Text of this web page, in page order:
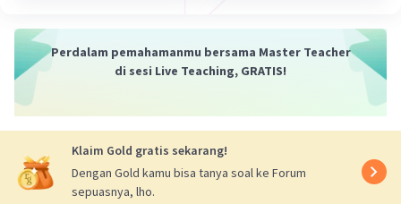
Perdalam pemahamanmu bersama Master Teacher
di sesi Live Teaching, GRATIS!
Klaim Gold gratis sekarang!
Dengan Gold kamu bisa tanya soal ke Forum
sepuasnya, lho.